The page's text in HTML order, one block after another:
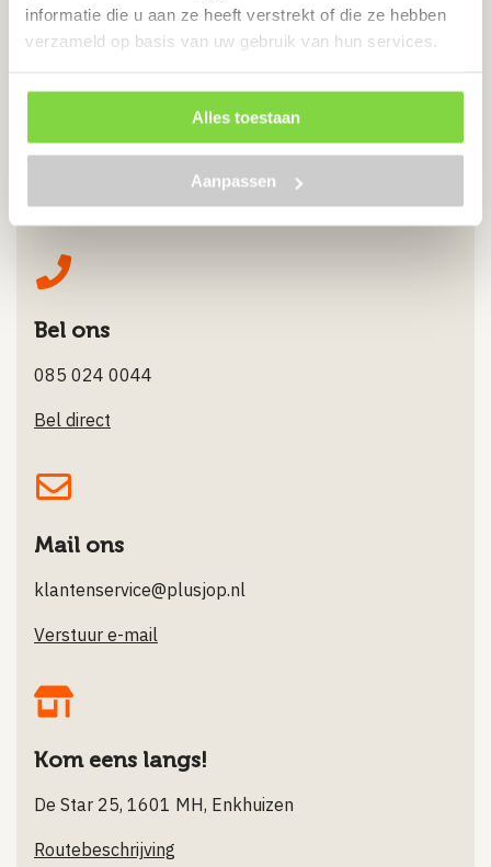
informatie die u aan ze heeft verstrekt of die ze hebben
verzameld op basis van uw gebruik van hun services.
Alles toestaan
Aanpassen
Chat met ons
Stuur ons een Whatsappje
Bel ons
085 024 0044
Bel direct
Mail ons
klantenservice@plusjop.nl
Verstuur e-mail
Kom eens langs!
De Star 25, 1601 MH, Enkhuizen
Routebeschrijving